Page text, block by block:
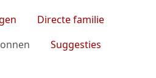
Directe familie
Suggesties